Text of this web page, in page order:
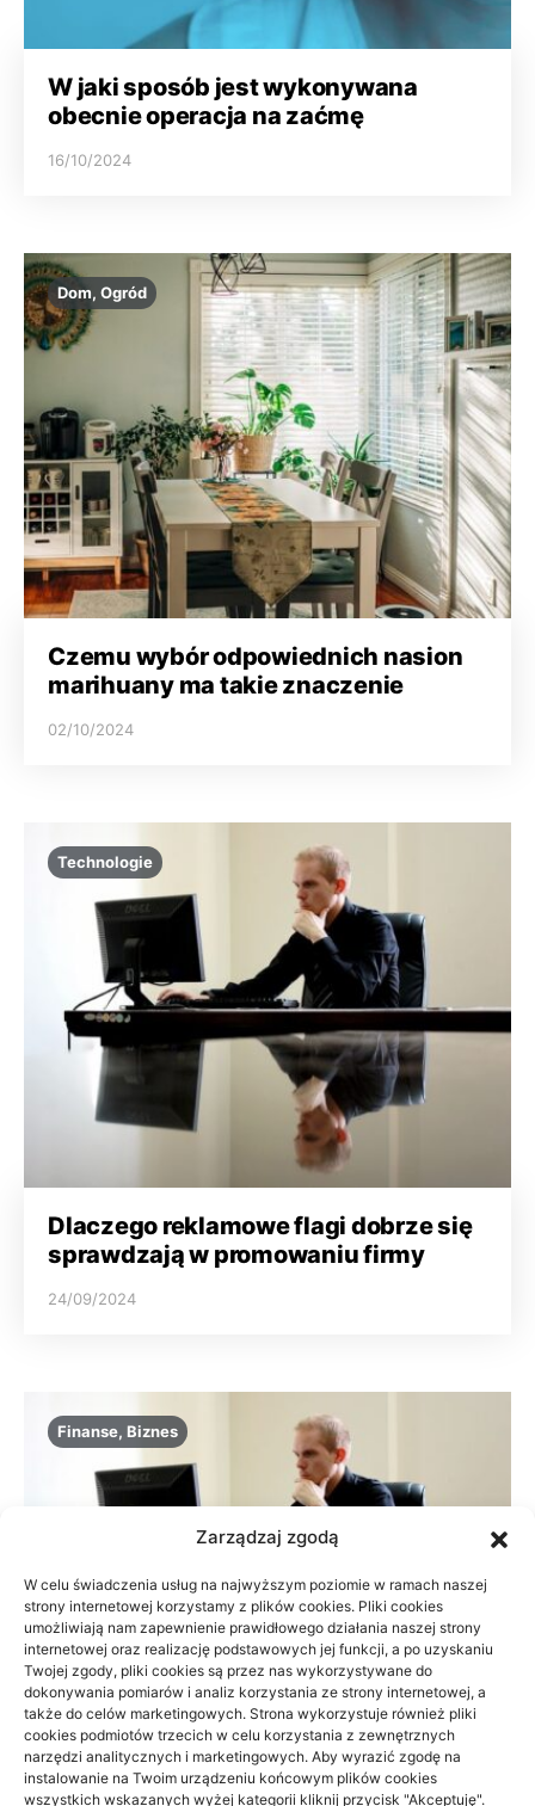
Zarządzaj zgodą
W celu świadczenia usług na najwyższym poziomie w ramach naszej
strony internetowej korzystamy z plików cookies. Pliki cookies
umożliwiają nam zapewnienie prawidłowego działania naszej strony
internetowej oraz realizację podstawowych jej funkcji, a po uzyskaniu
Twojej zgody, pliki cookies są przez nas wykorzystywane do
dokonywania pomiarów i analiz korzystania ze strony internetowej, a
także do celów marketingowych. Strona wykorzystuje również pliki
cookies podmiotów trzecich w celu korzystania z zewnętrznych
narzędzi analitycznych i marketingowych. Aby wyrazić zgodę na
instalowanie na Twoim urządzeniu końcowym plików cookies
wszystkich wskazanych wyżej kategorii kliknij przycisk "Akceptuję".
W jaki sposób jest wykonywana
obecnie operacja na zaćmę
16/10/2024
Dom, Ogród
Czemu wybór odpowiednich nasion
marihuany ma takie znaczenie
02/10/2024
Technologie
Dlaczego reklamowe flagi dobrze się
sprawdzają w promowaniu firmy
24/09/2024
Finanse, Biznes
Возвратная процедура налога в